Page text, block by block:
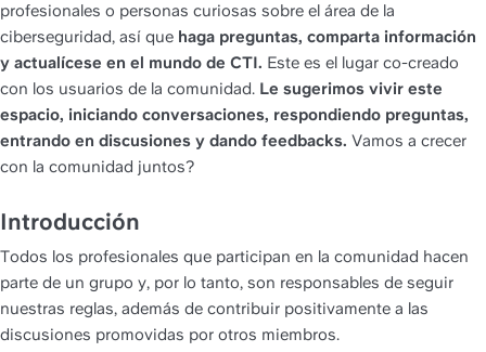
profesionales o personas curiosas sobre el área de la
ciberseguridad, así que haga preguntas, comparta información
y actualícese en el mundo de CTI. Este es el lugar co-creado
con los usuarios de la comunidad. Le sugerimos vivir este
espacio, iniciando conversaciones, respondiendo preguntas,
entrando en discusiones y dando feedbacks. Vamos a crecer
con la comunidad juntos?
Introducción
Todos los profesionales que participan en la comunidad hacen
parte de un grupo y, por lo tanto, son responsables de seguir
nuestras reglas, además de contribuir positivamente a las
discusiones promovidas por otros miembros.